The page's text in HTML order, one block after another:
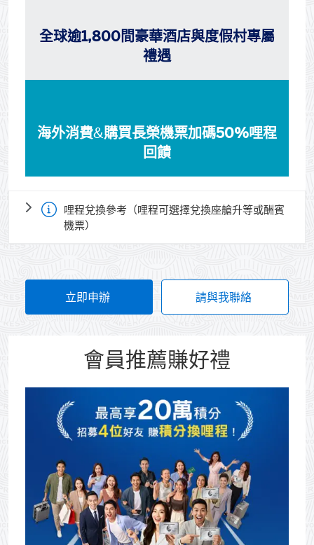
全球逾1,800間豪華酒店與度假村專屬
禮遇
海外消費&購買長榮機票加碼50%哩程
回饋
哩程兌換參考（哩程可選擇兌換座艙升等或酬賓
機票）
立即申辦 (opens new window)請與我聯絡
會員推薦賺好禮